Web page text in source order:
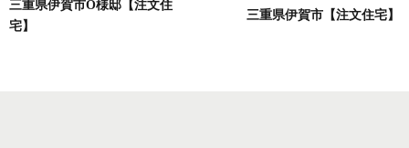
三重県伊賀市O様邸【注文住
宅】
三重県伊賀市【注文住宅】